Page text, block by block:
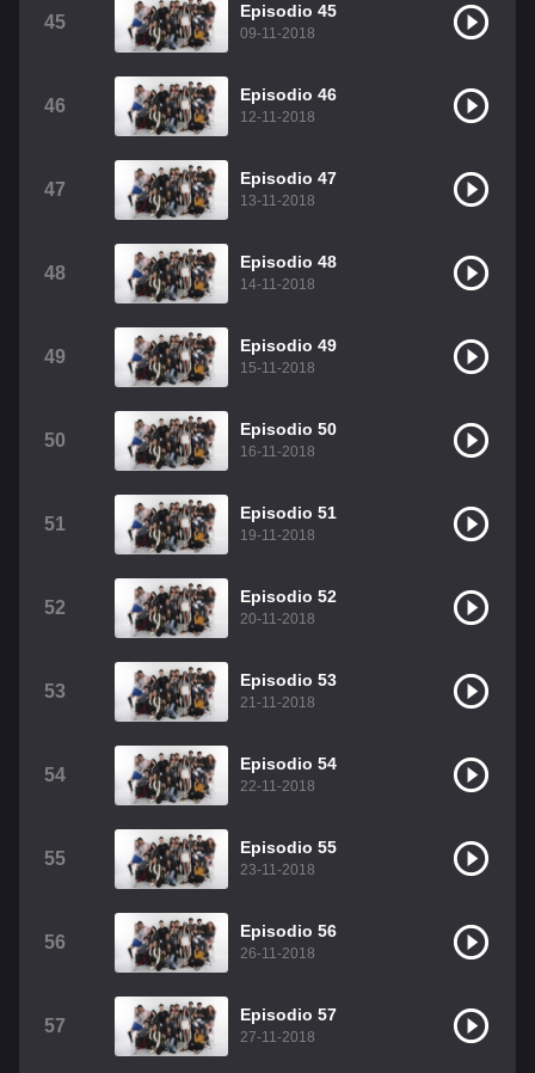
45
Episodio 45
09-11-2018
46
Episodio 46
12-11-2018
47
Episodio 47
13-11-2018
48
Episodio 48
14-11-2018
49
Episodio 49
15-11-2018
50
Episodio 50
16-11-2018
51
Episodio 51
19-11-2018
52
Episodio 52
20-11-2018
53
Episodio 53
21-11-2018
54
Episodio 54
22-11-2018
55
Episodio 55
23-11-2018
56
Episodio 56
26-11-2018
57
Episodio 57
27-11-2018